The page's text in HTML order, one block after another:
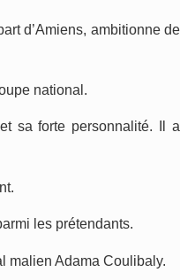
d’Amiens, ambitionne de
national.
sa forte personnalité. Il a
les prétendants.
malien Adama Coulibaly.